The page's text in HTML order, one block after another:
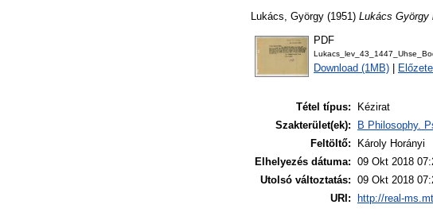
Lukács, György (1951) Lukács György
PDF
Download (1MB)
Tétel típus:
Kézirat
Szakterület(ek):
B Philosophy.
Feltöltő:
Károly Horányi
Elhelyezés dátuma: 09 Okt 2018
Utolsó változtatás: 09 Okt 2018
URI:
http://real-